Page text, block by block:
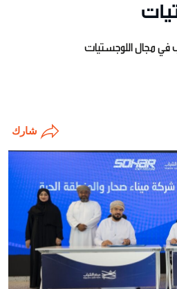
في مجال اللوجستيات
شارك